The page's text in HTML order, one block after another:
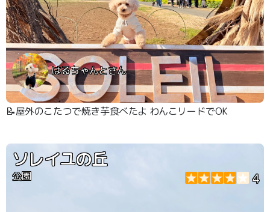
はるちゃんとさん
📝屋外のこたつで焼き芋食べたよ わんこリードでOK
ソレイユの丘
公園 4